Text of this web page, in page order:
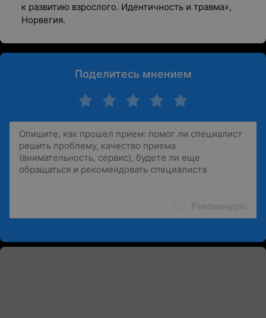
к развитию взрослого. Идентичность и травма»,
Норвегия.
Поделитесь мнением
Рекомендую